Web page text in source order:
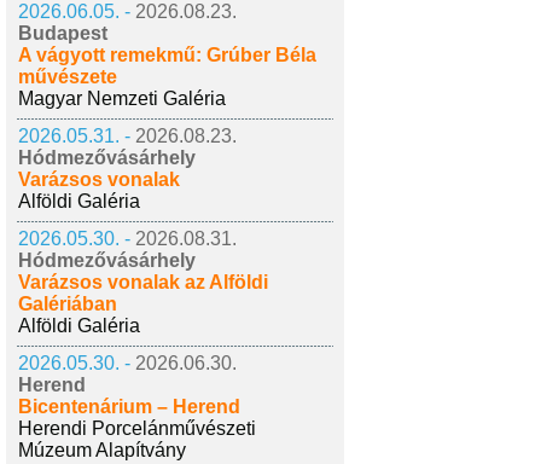
2026.06.05. - 2026.08.23.
Budapest
A vágyott remekmű: Grúber Béla
művészete
Magyar Nemzeti Galéria
2026.05.31. - 2026.08.23.
Hódmezővásárhely
Varázsos vonalak
Alföldi Galéria
2026.05.30. - 2026.08.31.
Hódmezővásárhely
Varázsos vonalak az Alföldi
Galériában
Alföldi Galéria
2026.05.30. - 2026.06.30.
Herend
Bicentenárium – Herend
Herendi Porcelánművészeti
Múzeum Alapítvány